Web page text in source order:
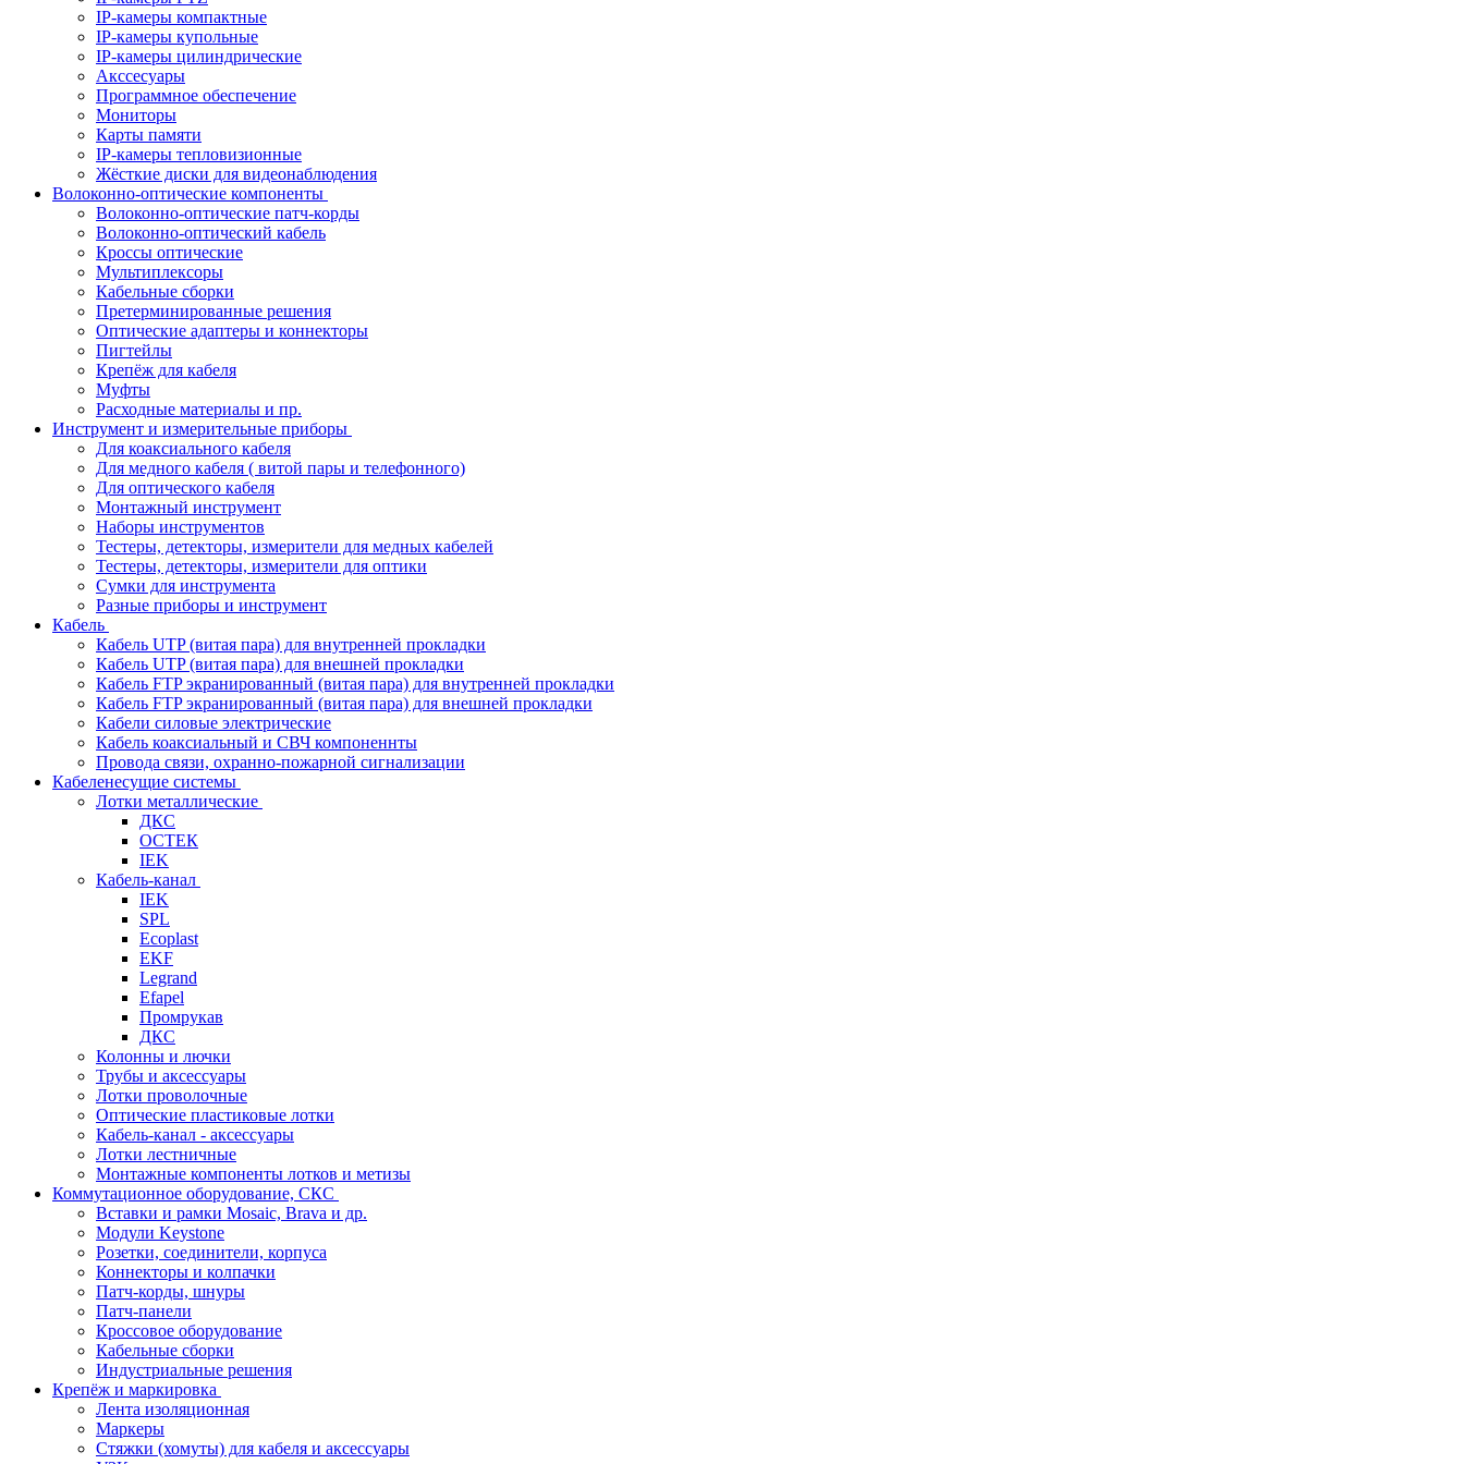
IP-камеры компактные
IP-камеры купольные
IP-камеры цилиндрические
Акссесуары
Программное обеспечение
Мониторы
Карты памяти
IP-камеры тепловизионные
Жёсткие диски для видеонаблюдения
Волоконно-оптические компоненты
Волоконно-оптические патч-корды
Волоконно-оптический кабель
Кроссы оптические
Мультиплексоры
Кабельные сборки
Претерминированные решения
Оптические адаптеры и коннекторы
Пигтейлы
Крепёж для кабеля
Муфты
Расходные материалы и пр.
Инструмент и измерительные приборы
Для коаксиального кабеля
Для медного кабеля ( витой пары и телефонного)
Для оптического кабеля
Монтажный инструмент
Наборы инструментов
Тестеры, детекторы, измерители для медных кабелей
Тестеры, детекторы, измерители для оптики
Сумки для инструмента
Разные приборы и инструмент
Кабель
Кабель UTP (витая пара) для внутренней прокладки
Кабель UTP (витая пара) для внешней прокладки
Кабель FTP экранированный (витая пара) для внутренней прокладки
Кабель FTP экранированный (витая пара) для внешней прокладки
Кабели силовые электрические
Кабель коаксиальный и СВЧ компоненнты
Провода связи, охранно-пожарной сигнализации
Кабеленесущие системы
Лотки металлические
ДКС
ОСТЕК
IEK
Кабель-канал
IEK
SPL
Ecoplast
EKF
Legrand
Efapel
Промрукав
ДКС
Колонны и лючки
Трубы и аксессуары
Лотки проволочные
Оптические пластиковые лотки
Кабель-канал - аксессуары
Лотки лестничные
Монтажные компоненты лотков и метизы
Коммутационное оборудование, СКС
Вставки и рамки Mosaic, Brava и др.
Модули Keystone
Розетки, соединители, корпуса
Коннекторы и колпачки
Патч-корды, шнуры
Патч-панели
Кроссовое оборудование
Кабельные сборки
Индустриальные решения
Крепёж и маркировка
Лента изоляционная
Маркеры
Стяжки (хомуты) для кабеля и аксессуары